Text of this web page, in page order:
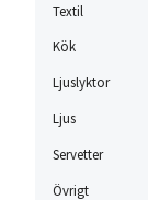
Textil
Kök
Ljuslyktor
Ljus
Servetter
Övrigt